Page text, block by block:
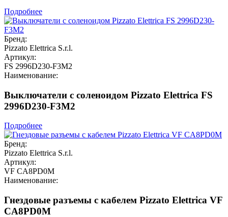
Подробнее
Бренд:
Pizzato Elettrica S.r.l.
Артикул:
FS 2996D230-F3M2
Наименование:
Выключатели с соленоидом Pizzato Elettrica FS
2996D230-F3M2
Подробнее
Бренд:
Pizzato Elettrica S.r.l.
Артикул:
VF CA8PD0M
Наименование:
Гнездовые разъемы с кабелем Pizzato Elettrica VF
CA8PD0M